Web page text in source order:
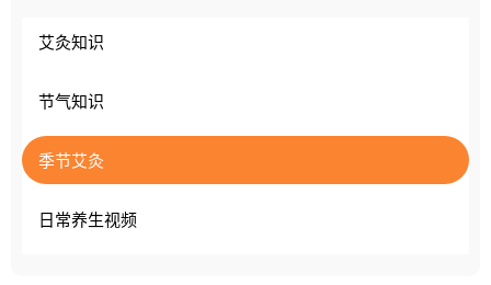
艾灸知识
节气知识
季节艾灸
日常养生视频